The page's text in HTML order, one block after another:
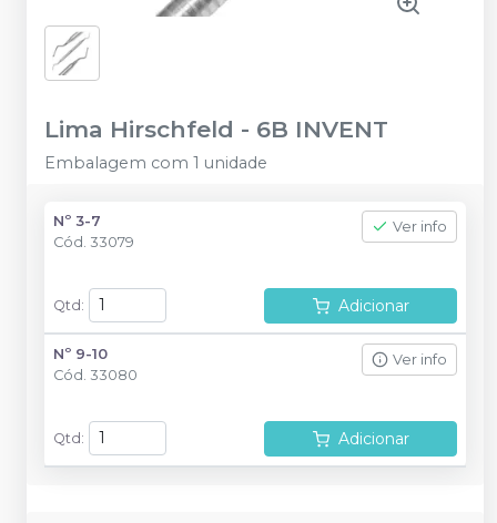
Lima Hirschfeld - 6B INVENT
Embalagem com 1 unidade
Nº 3-7
Cód. 33079
Ver info
Qtd : Adicionar
Nº 9-10
Cód. 33080
Ver info
Qtd : Adicionar